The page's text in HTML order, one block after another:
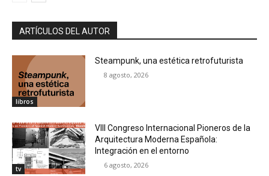
ARTÍCULOS DEL AUTOR
libros
Steampunk, una estética retrofuturista
8 agosto, 2026
tv
VIII Congreso Internacional Pioneros de la
Arquitectura Moderna Española:
Integración en el entorno
6 agosto, 2026